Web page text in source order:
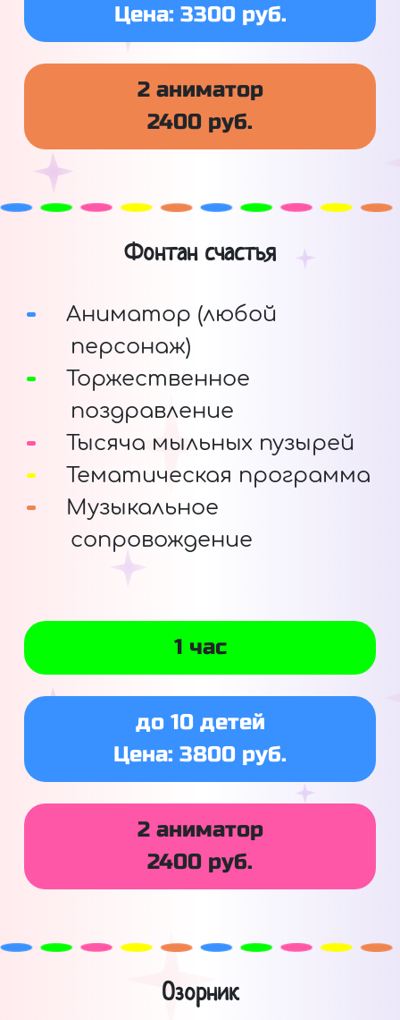
Цена: 3300 руб.
2 аниматор
2400 руб.
Фонтан счастья
Аниматор (любой
персонаж)
Торжественное
поздравление
Тысяча мыльных пузырей
Тематическая программа
Музыкальное
сопровождение
1 час
до 10 детей
Цена: 3800 руб.
2 аниматор
2400 руб.
Озорник